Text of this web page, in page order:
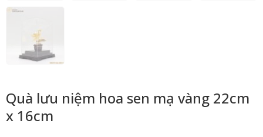
Quà lưu niệm hoa sen mạ vàng 22cm
x 16cm